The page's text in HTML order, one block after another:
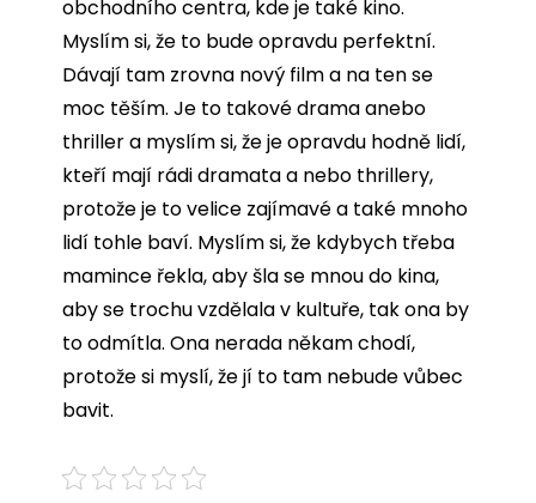
obchodního centra, kde je také kino.
Myslím si, že to bude opravdu perfektní.
Dávají tam zrovna nový film a na ten se
moc těším. Je to takové drama anebo
thriller a myslím si, že je opravdu hodně lidí,
kteří mají rádi dramata a nebo thrillery,
protože je to velice zajímavé a také mnoho
lidí tohle baví. Myslím si, že kdybych třeba
mamince řekla, aby šla se mnou do kina,
aby se trochu vzdělala v kultuře, tak ona by
to odmítla. Ona nerada někam chodí,
protože si myslí, že jí to tam nebude vůbec
bavit.